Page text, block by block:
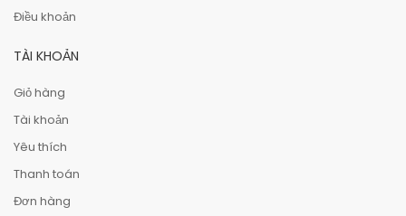
Điều khoản
TÀI KHOẢN
Giỏ hàng
Tài khoản
Yêu thích
Thanh toán
Đơn hàng